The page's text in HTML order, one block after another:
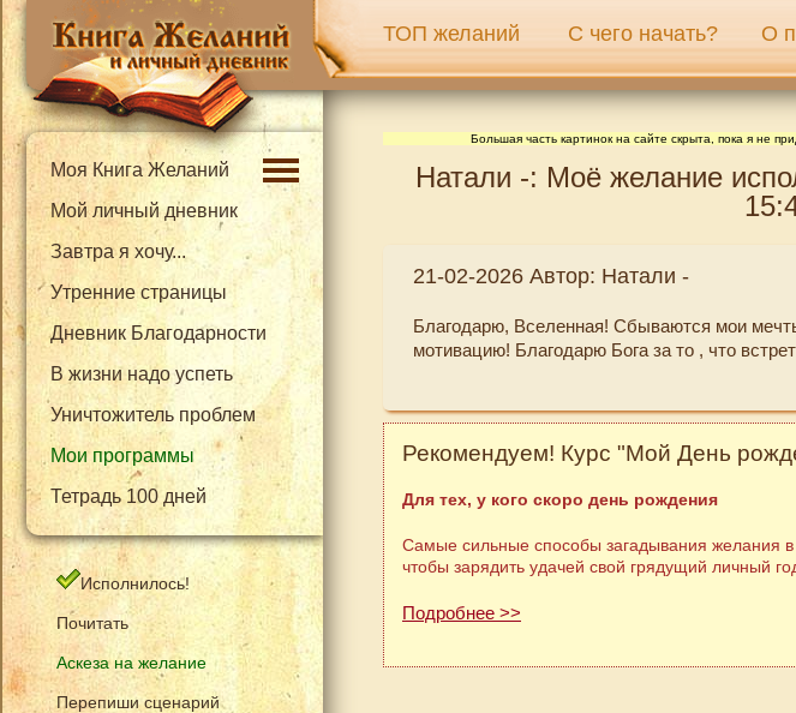
ТОП желаний С чего начать? О
Моя Книга Желаний
Мой личный дневник
Завтра я хочу...
Утренние страницы
Дневник Благодарности
В жизни надо успеть
Уничтожитель проблем
Мои программы
Тетрадь 100 дней
Исполнилось!
Почитать
Аскеза на желание
Перепиши сценарий
Большая часть картинок на сайте скрыта, пока я не
Натали -: Моё желание
21-02-2026 Автор: Натали -
Благодарю, Вселенная! Сбываются мои
мотивацию! Благодарю Бога за то , что
Рекомендуем! Курс "Мой День
Для тех, у кого скоро день рождения
Самые сильные способы загадывания желания
чтобы зарядить удачей свой грядущий личный
Подробнее >>